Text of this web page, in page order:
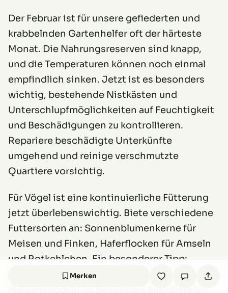
Der Februar ist für unsere gefiederten und
krabbelnden Gartenhelfer oft der härteste
Monat. Die Nahrungsreserven sind knapp,
und die Temperaturen können noch einmal
empfindlich sinken. Jetzt ist es besonders
wichtig, bestehende Nistkästen und
Unterschlupfmöglichkeiten auf Feuchtigkeit
und Beschädigungen zu kontrollieren.
Repariere beschädigte Unterkünfte
umgehend und reinige verschmutzte
Quartiere vorsichtig.
Für Vögel ist eine kontinuierliche Fütterung
jetzt überlebenswichtig. Biete verschiedene
Futtersorten an: Sonnenblumenkerne für
Meisen und Finken, Haferflocken für Amseln
und Rotkehlchen. Ein besonderer Tipp:
Fettfutter in Form von selbstgemachten
Merken